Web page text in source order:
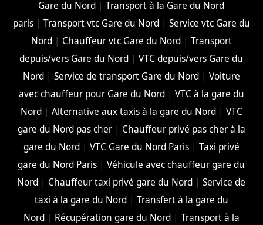
Gare du Nord |Transport à la Gare du Nord
paris| Transport vtc Gare du Nord| Service vtc Gare du
Nord| Chauffeur vtc Gare du Nord| Transport
depuis/vers Gare du Nord |VTC depuis/vers Gare du
Nord| Service de transport Gare du Nord| Voiture
avec chauffeur pour Gare du Nord| VTC à la gare du
Nord| Alternative aux taxis à la gare du Nord| VTC
gare du Nord pas cher| Chauffeur privé pas cher à la
gare du Nord| VTC Gare du Nord Paris| Taxi privé
gare du Nord Paris |Véhicule avec chauffeur gare du
Nord | Chauffeur taxi privé gare du Nord |Service de
taxi à la gare du Nord| Transfert à la gare du
Nord| Récupération gare du Nord| Transport à la